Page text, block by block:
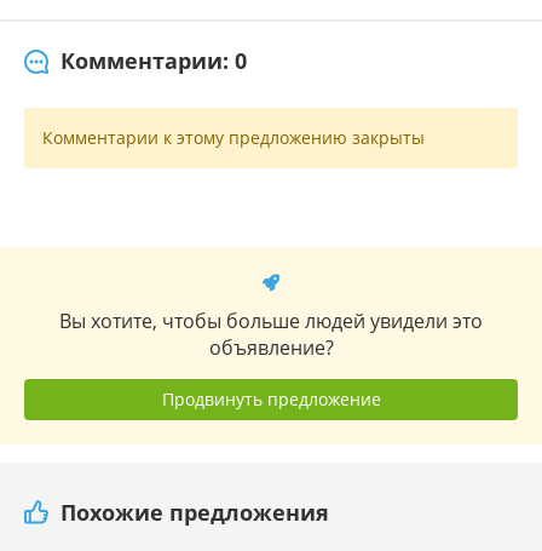
Комментарии: 0
Комментарии к этому предложению закрыты
Вы хотите, чтобы больше людей увидели это
объявление?
Продвинуть предложение
Похожие предложения